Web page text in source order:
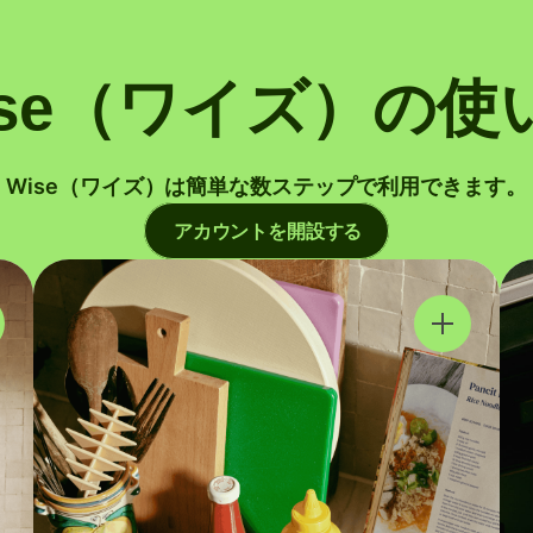
（ワイズ）の使
Wise（ワイズ）は簡単な数ステップで利用できます。
アカウントを開設する